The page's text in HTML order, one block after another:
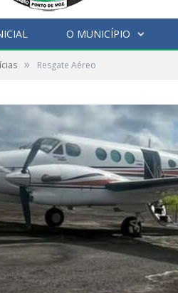
O MUNICÍPIO
» Resgate Aéreo